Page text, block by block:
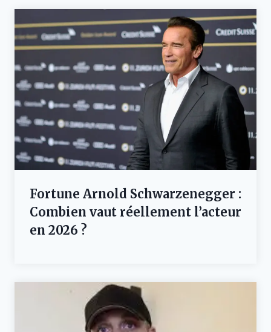
Fortune Arnold Schwarzenegger :
Combien vaut réellement l’acteur
en 2026 ?